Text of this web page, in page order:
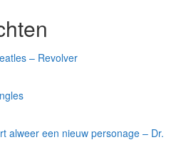
– Revolver
alweer een nieuw personage – Dr.